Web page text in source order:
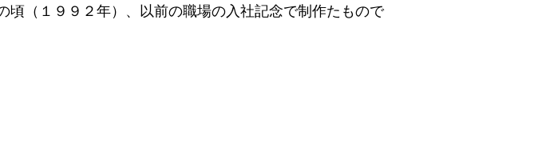
（１９９２年）、以前の職場の入社記念で制作たもので